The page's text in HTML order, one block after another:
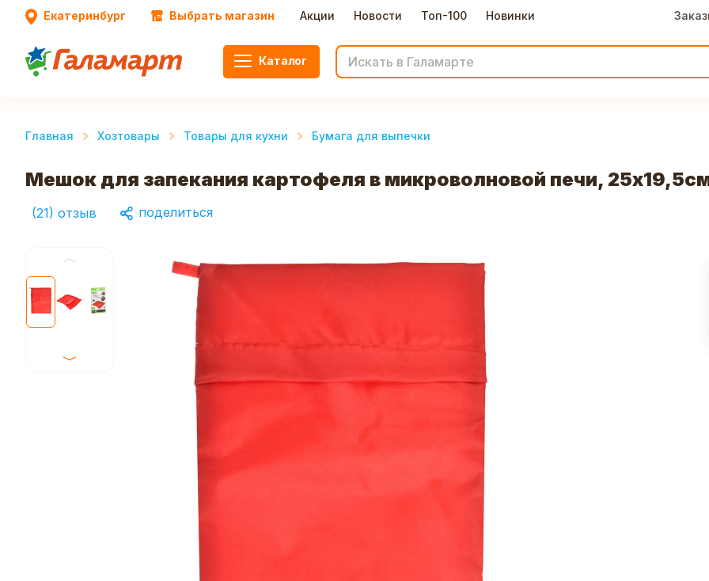
Екатеринбург Выбрать магазин Акции Новости Топ-100 Новинки
Каталог
Главная Хозтовары Товары для кухни Бумага для выпечки
Мешок для запекания картофеля в микроволновой печи,
(21) отзыв поделиться